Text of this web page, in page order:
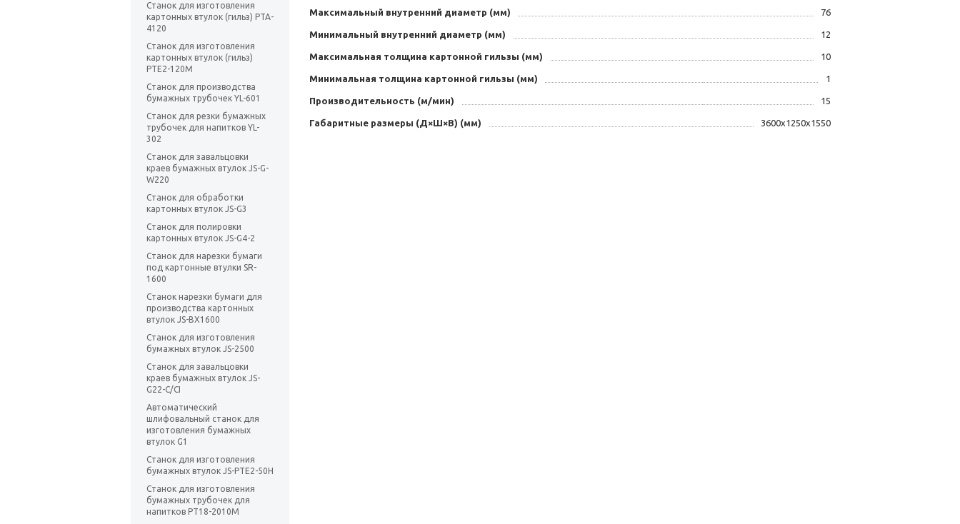
Станок для изготовления
картонных втулок (гильз) PTA-
4120
Станок для изготовления
картонных втулок (гильз)
PTE2-120M
Станок для производства
бумажных трубочек YL-601
Станок для резки бумажных
трубочек для напитков YL-
302
Станок для завальцовки
краев бумажных втулок JS-G-
W220
Станок для обработки
картонных втулок JS-G3
Станок для полировки
картонных втулок JS-G4-2
Станок для нарезки бумаги
под картонные втулки SR-
1600
Станок нарезки бумаги для
производства картонных
втулок JS-BX1600
Станок для изготовления
бумажных втулок JS-2500
Станок для завальцовки
краев бумажных втулок JS-
G22-C/CI
Автоматический
шлифовальный станок для
изготовления бумажных
втулок G1
Станок для изготовления
бумажных втулок JS-PTE2-50H
Станок для изготовления
бумажных трубочек для
напитков PT18-2010M
Максимальный внутренний диаметр (мм) 76
Минимальный внутренний диаметр (мм) 12
Максимальная толщина картонной гильзы (мм) 10
Минимальная толщина картонной гильзы (мм) 1
Производительность (м/мин) 15
Габаритные размеры (Д×Ш×В) (мм) 3600х1250х1550